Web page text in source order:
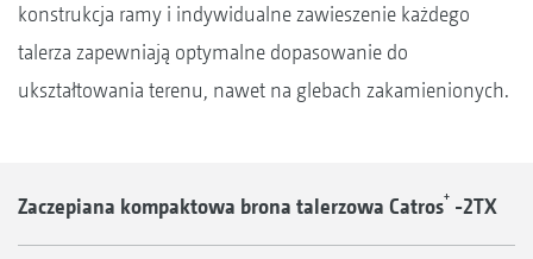
konstrukcja ramy i indywidualne zawieszenie każdego
talerza zapewniają optymalne dopasowanie do
ukształtowania terenu, nawet na glebach zakamienionych.
Zaczepiana kompaktowa brona talerzowa Catros+ -2TX